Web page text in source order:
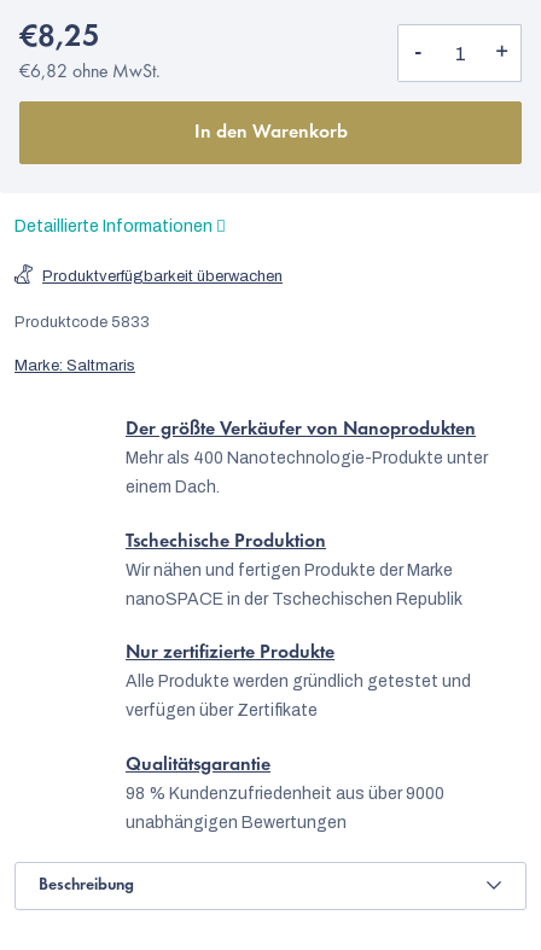
€8,25
€6,82 ohne MwSt.
In den Warenkorb
Detaillierte Informationen
Marke: Saltmaris
Produktverfügbarkeit überwachen
Produktcode 5833
Der größte Verkäufer von Nanoprodukten
Mehr als 400 Nanotechnologie-Produkte unter
einem Dach.
Tschechische Produktion
Wir nähen und fertigen Produkte der Marke
nanoSPACE in der Tschechischen Republik
Nur zertifizierte Produkte
Alle Produkte werden gründlich getestet und
verfügen über Zertifikate
Qualitätsgarantie
98 % Kundenzufriedenheit aus über 9000
unabhängigen Bewertungen
Beschreibung